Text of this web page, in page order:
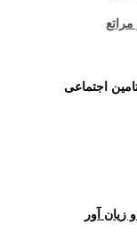
اجتماعی
آور